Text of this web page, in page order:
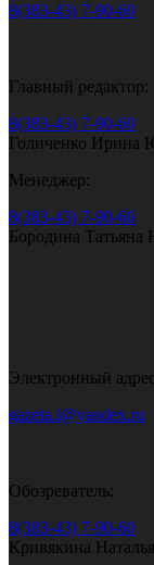
8(383-43) 7-90-60
Главный редактор:
8(383-43) 7-90-60
Голиченко Ирина
Менеджер:
8(383-43) 7-90-60
Бородина Татьяна
Электронный
gazeta.i@yandex.ru
Обозреватель:
8(383-43) 7-90-60
Кривякина